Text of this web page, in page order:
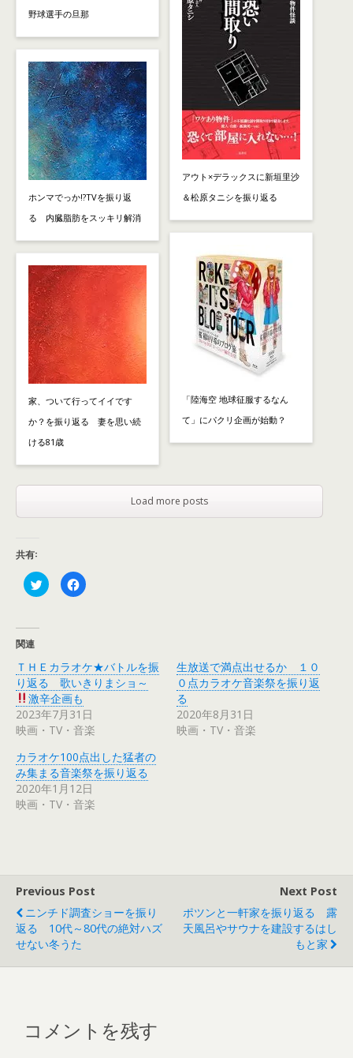
野球選手の旦那
ホンマでっか!?TVを振り返
る 内臓脂肪をスッキリ解消
家、ついて行ってイイです
か？を振り返る 妻を思い続
ける81歳
アウト×デラックスに新垣里沙
＆松原タニシを振り返る
「陸海空 地球征服するなん
て」にパクリ企画が始動？
Load more posts
共有:
ク
リ
t
t
e
r
で
共
有
(
し
い
ウ
ィ
ン
ド
ウ
F
a
共
有
す
る
に
は
ク
リ
ク
し
て
く
だ
さ
い
ウ
開
き
ま
す
)
関連
ＴＨＥカラオケ★バトルを振
り返る 歌いきりまショ～
激辛企画も
2023年7月31日
映画・TV・音楽
生放送で満点出せるか １０
０点カラオケ音楽祭を振り返
る
2020年8月31日
映画・TV・音楽
カラオケ100点出した猛者の
み集まる音楽祭を振り返る
2020年1月12日
映画・TV・音楽
Previous Post
ニンチド調査ショーを振り
返る 10代～80代の絶対ハズ
せない冬うた
Next Post
ポツンと一軒家を振り返る 露
天風呂やサウナを建設するはし
もと家
コメントを残す